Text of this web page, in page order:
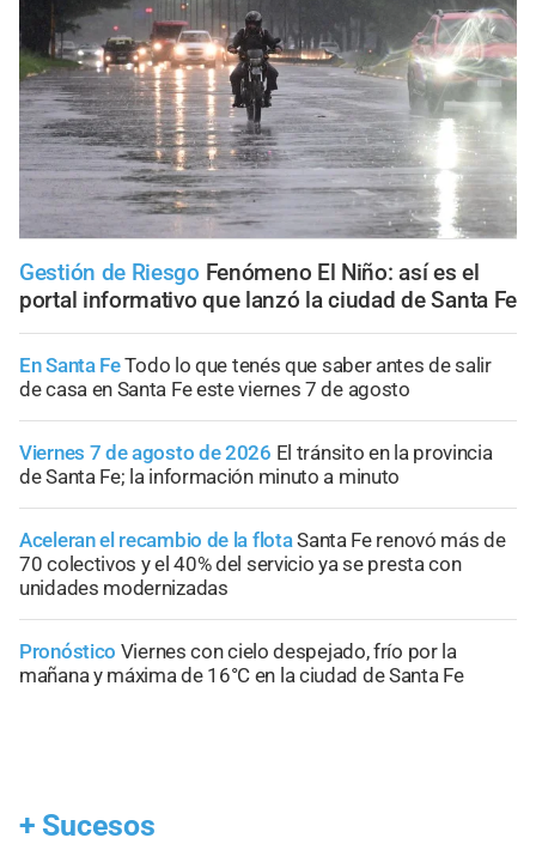
Gestión de Riesgo Fenómeno El Niño: así es el
portal informativo que lanzó la ciudad de Santa Fe
En Santa FeTodo lo que tenés que saber antes de salir
de casa en Santa Fe este viernes 7 de agosto
Viernes 7 de agosto de 2026 El tránsito en la provincia
de Santa Fe; la información minuto a minuto
Aceleran el recambio de la flotaSanta Fe renovó más de
70 colectivos y el 40% del servicio ya se presta con
unidades modernizadas
Pronóstico Viernes con cielo despejado, frío por la
mañana y máxima de 16°C en la ciudad de Santa Fe
+ Sucesos